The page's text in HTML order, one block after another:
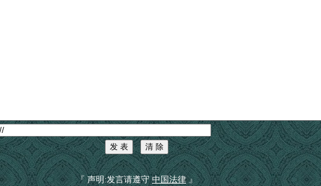
『 声明:发言请遵守中国法律』